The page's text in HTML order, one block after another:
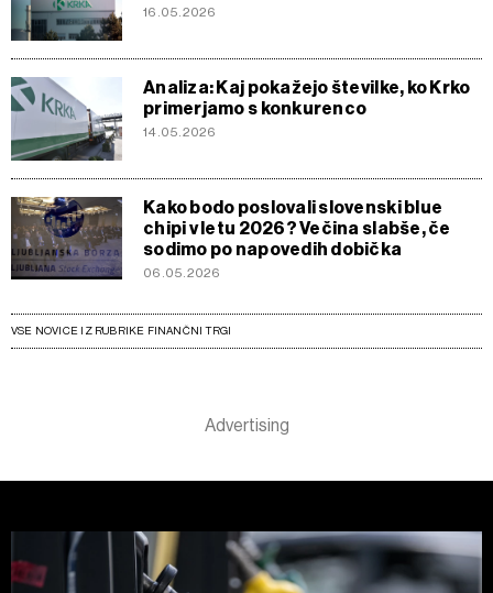
16.05.2026
Analiza: Kaj pokažejo številke, ko Krko
primerjamo s konkurenco
14.05.2026
Kako bodo poslovali slovenski blue
chipi v letu 2026? Večina slabše, če
sodimo po napovedih dobička
06.05.2026
VSE NOVICE IZ RUBRIKE FINANČNI TRGI